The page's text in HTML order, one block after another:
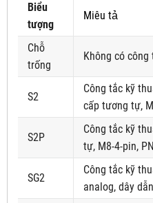
Biểu
tượng
Miêu tả
Chỗ
trống
Không có công
S2
Công tắc kỹ
cấp tương tự,
S2P
Công tắc kỹ
tự, M8-4-pin,
SG2
Công tắc kỹ
analog, dây